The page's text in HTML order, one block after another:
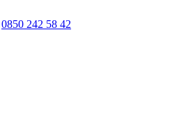
0850 242 58 42